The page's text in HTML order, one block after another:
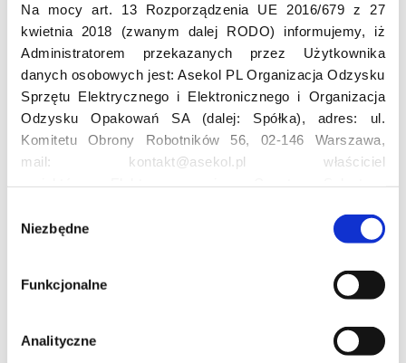
Na mocy art. 13 Rozporządzenia UE 2016/679 z 27
kwietnia 2018 (zwanym dalej RODO) informujemy, iż
Administratorem przekazanych przez Użytkownika
danych osobowych jest: Asekol PL Organizacja Odzysku
Sprzętu Elektrycznego i Elektronicznego i Organizacja
Odzysku Opakowań SA (dalej: Spółka), adres: ul.
Komitetu Obrony Robotników 56, 02-146 Warszawa,
mail: kontakt@asekol.pl właściciel
Asekolove. Administrator przetwarza następujące dane
osobowe Użytkowników: imię, nazwisko, adres e-mail,
numer telefonu, miasto, preferencje Użytkownika,
lokalizacja, obszar zainteresowania, dane przetwarzane
reklamowy Użytkownika, lokalizacja, identyfikator
urządzenia, data i godzina korzystania z serwisu, dane
Niezbędne
Funkcjonalne
Analityczne
Odwiedź nas
Edukacja
Projekt edukacyjny F(RE)Ecykling – FREEducation
Profesjonalna i Bezpieczna Utylizacja Elektroodpadów